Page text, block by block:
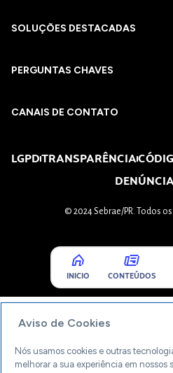
SOLUÇÕES DESTACADAS
PERGUNTAS CHAVES​
CANAIS DE CONTATO
LGPDTRANSPARÊNCIA
© 2024 Sebrae/PR. Todos
INICIO CONTEÚDOS
Aviso de Cookies
Nós usamos cookies e outras
melhorar a sua experiência em nossos